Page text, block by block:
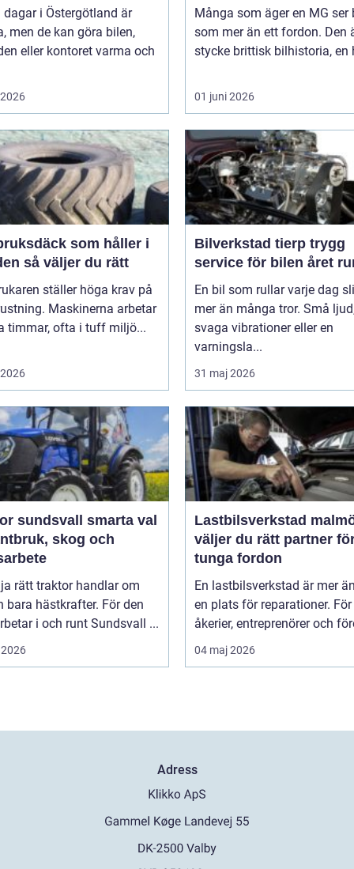
dagar i Östergötland är
men de kan göra bilen,
eller kontoret varma och
Många som äger en MG ser
som mer än ett fordon. Den
stycke brittisk bilhistoria, en
01 juni 2026
som håller i
längden så väljer du rätt
ställer höga krav på
Maskinerna arbetar
timmar, ofta i tuff miljö...
Bilverkstad tierp trygg
service för bilen året
En bil som rullar varje dag
mer än många tror. Små
svaga vibrationer eller en
varningsla...
31 maj 2026
smarta val
skog och
rätt traktor handlar om
bara hästkrafter. För den
i och runt Sundsvall ...
Lastbilsverkstad malmö
väljer du rätt partner
tunga fordon
En lastbilsverkstad är mer
en plats för reparationer. För
åkerier, entreprenörer och
04 maj 2026
Adress